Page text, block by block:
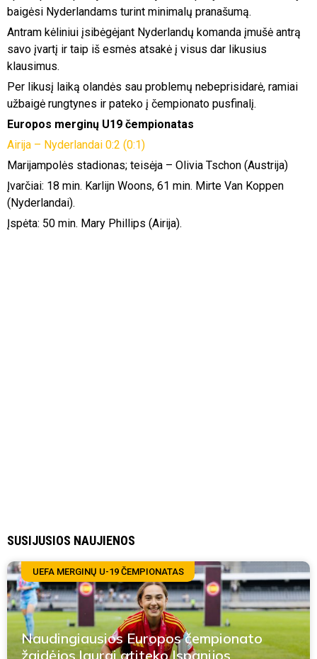
baigėsi Nyderlandams turint minimalų pranašumą.
Antram kėliniui įsibėgėjant Nyderlandų komanda įmušė antrą
savo įvartį ir taip iš esmės atsakė į visus dar likusius
klausimus.
Per likusį laiką olandės sau problemų nebeprisidarė, ramiai
užbaigė rungtynes ir pateko į čempionato pusfinalį.
Europos merginų U19 čempionatas
Airija – Nyderlandai 0:2 (0:1)
Marijampolės stadionas; teisėja – Olivia Tschon (Austrija)
Įvarčiai: 18 min. Karlijn Woons, 61 min. Mirte Van Koppen
(Nyderlandai).
Įspėta: 50 min. Mary Phillips (Airija).
SUSIJUSIOS NAUJIENOS
UEFA MERGINŲ U-19 ČEMPIONATAS
Naudingiausios Europos čempionato
žaidėjos laurai atiteko Ispanijos